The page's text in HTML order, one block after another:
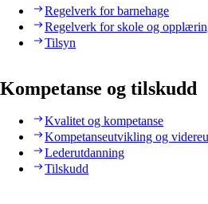
Regelverk for barnehage
Regelverk for skole og
Tilsyn
Kompetanse og tilskudd
Kvalitet og kompetanse
Kompetanseutvikling og
Lederutdanning
Tilskudd